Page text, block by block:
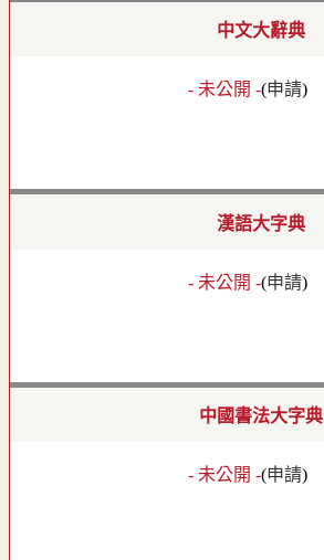
中文大辭典
- 未公開 -(申請)
漢語大字典
- 未公開 -(申請)
中國書法大字典
- 未公開 -(申請)